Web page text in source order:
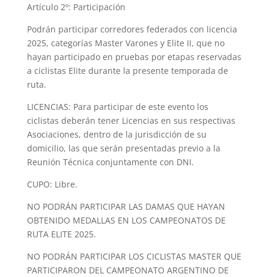
Artículo 2º: Participación
Podrán participar corredores federados con licencia
2025, categorías Master Varones y Elite II, que no
hayan participado en pruebas por etapas reservadas
a ciclistas Elite durante la presente temporada de
ruta.
LICENCIAS: Para participar de este evento los
ciclistas deberán tener Licencias en sus respectivas
Asociaciones, dentro de la jurisdicción de su
domicilio, las que serán presentadas previo a la
Reunión Técnica conjuntamente con DNI.
CUPO: Libre.
NO PODRÁN PARTICIPAR LAS DAMAS QUE HAYAN
OBTENIDO MEDALLAS EN LOS CAMPEONATOS DE
RUTA ELITE 2025.
NO PODRÁN PARTICIPAR LOS CICLISTAS MASTER QUE
PARTICIPARON DEL CAMPEONATO ARGENTINO DE